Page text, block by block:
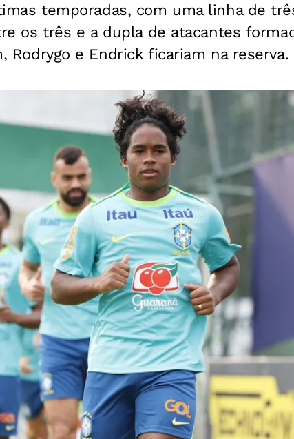
temporadas, com uma linha de
os três e a dupla de atacantes
Rodrygo e Endrick ficariam na reserva.